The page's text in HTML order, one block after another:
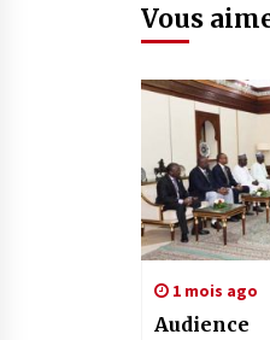
Vous
1 mois ago
Audience